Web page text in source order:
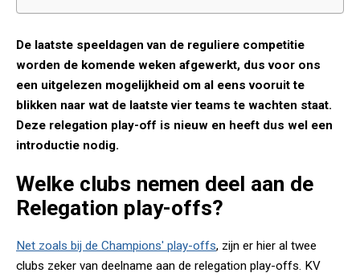
De laatste speeldagen van de reguliere competitie
worden de komende weken afgewerkt, dus voor ons
een uitgelezen mogelijkheid om al eens vooruit te
blikken naar wat de laatste vier teams te wachten staat.
Deze relegation play-off is nieuw en heeft dus wel een
introductie nodig.
Welke clubs nemen deel aan de
Relegation play-offs?
Net zoals bij de Champions' play-offs, zijn er hier al twee
clubs zeker van deelname aan de relegation play-offs. KV